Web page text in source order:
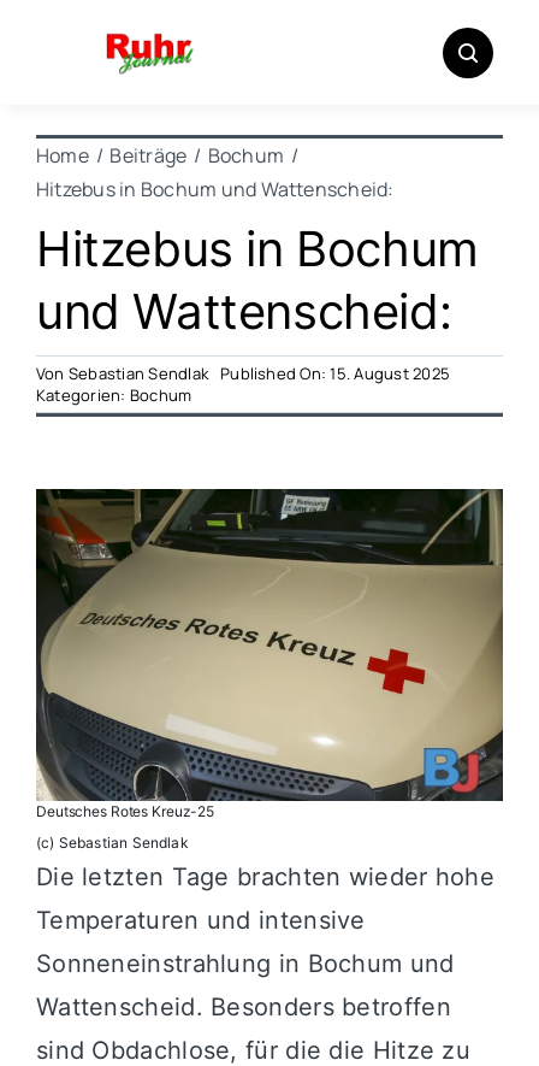
Home Beiträge
Bochum
Hitzebus in Bochum und Wattenscheid:
Hitzebus in Bochum
und Wattenscheid:
Von Sebastian Sendlak Published On: 15. August 2025
Kategorien: Bochum
Deutsches Rotes Kreuz-25
(c) Sebastian Sendlak
Die letzten Tage brachten wieder hohe
Temperaturen und intensive
Sonneneinstrahlung in Bochum und
Wattenscheid. Besonders betroffen
sind Obdachlose, für die die Hitze zu